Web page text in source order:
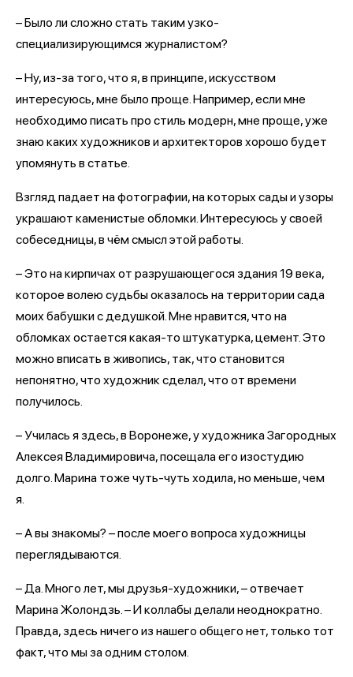
– Было ли сложно стать таким узко-
специализирующимся журналистом?
– Ну, из-за того, что я, в принципе, искусством
интересуюсь, мне было проще. Например, если мне
необходимо писать про стиль модерн, мне проще, уже
знаю каких художников и архитекторов хорошо будет
упомянуть в статье.
Взгляд падает на фотографии, на которых сады и узоры
украшают каменистые обломки. Интересуюсь у своей
собеседницы, в чём смысл этой работы.
– Это на кирпичах от разрушающегося здания 19 века,
которое волею судьбы оказалось на территории сада
моих бабушки с дедушкой. Мне нравится, что на
обломках остается какая-то штукатурка, цемент. Это
можно вписать в живопись, так, что становится
непонятно, что художник сделал, что от времени
получилось.
– Училась я здесь, в Воронеже, у художника Загородных
Алексея Владимировича, посещала его изостудию
долго. Марина тоже чуть-чуть ходила, но меньше, чем
я.
– А вы знакомы? – после моего вопроса художницы
переглядываются.
– Да. Много лет, мы друзья-художники, – отвечает
Марина Жолондзь. – И коллабы делали неоднократно.
Правда, здесь ничего из нашего общего нет, только тот
факт, что мы за одним столом.